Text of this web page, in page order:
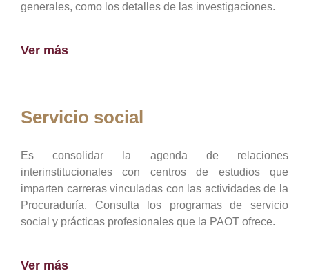
generales, como los detalles de las investigaciones.
Ver más
Servicio social
Es consolidar la agenda de relaciones
interinstitucionales con centros de estudios que
imparten carreras vinculadas con las actividades de la
Procuraduría, Consulta los programas de servicio
social y prácticas profesionales que la PAOT ofrece.
Ver más